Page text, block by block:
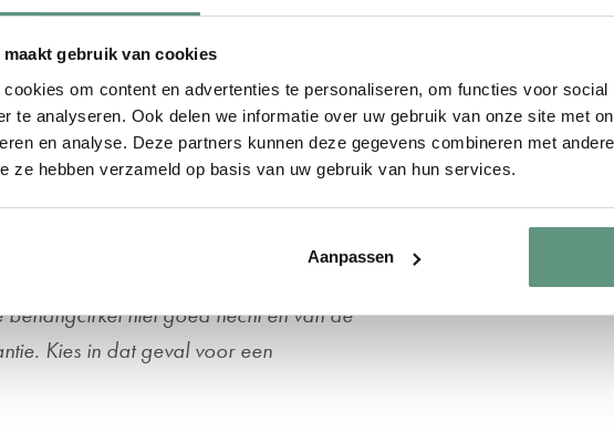
maakt gebruik van cookies
cookies om content en advertenties te personaliseren, om functies voor
te analyseren. Ook delen we informatie over uw gebruik van onze site met
en analyse. Deze partners kunnen deze gegevens combineren met
ze hebben verzameld op basis van uw gebruik van hun services.
Aanpassen
40cm, 60cm, 80cm, 100cm,
op maat geproduceerd. De
Daarnaast zijn ze hard-
jouw muur niet aantast.
goed op een gladde en droge
muurverf waarin siliconen of een
niet goed hecht en van de
Kies in dat geval voor een